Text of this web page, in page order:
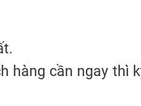
hàng cần ngay thì